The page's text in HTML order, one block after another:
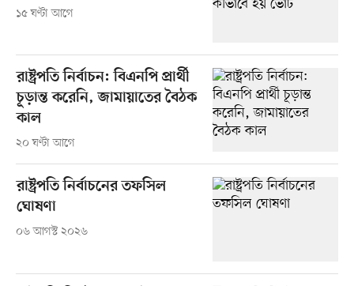
১৫ ঘণ্টা আগে
রাষ্ট্রপতি নির্বাচন: বিএনপি প্রার্থী
চূড়ান্ত করেনি, জামায়াতের বৈঠক
কাল
২০ ঘণ্টা আগে
রাষ্ট্রপতি নির্বাচনের তফসিল
ঘোষণা
০৬ আগস্ট ২০২৬